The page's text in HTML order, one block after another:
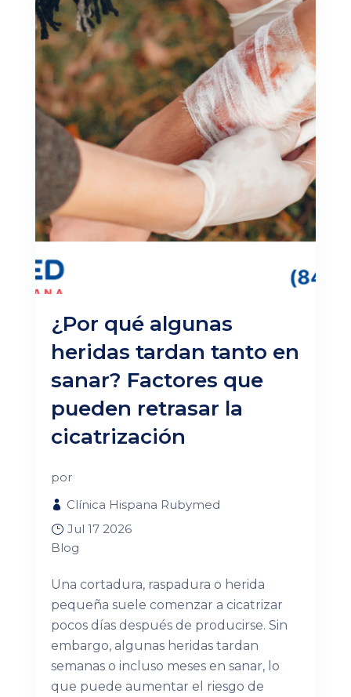
¿Por qué algunas
heridas tardan tanto en
sanar? Factores que
pueden retrasar la
cicatrización
por
Clínica Hispana Rubymed
Jul 17 2026
Blog
Una cortadura, raspadura o herida
pequeña suele comenzar a cicatrizar
pocos días después de producirse. Sin
embargo, algunas heridas tardan
semanas o incluso meses en sanar, lo
que puede aumentar el riesgo de